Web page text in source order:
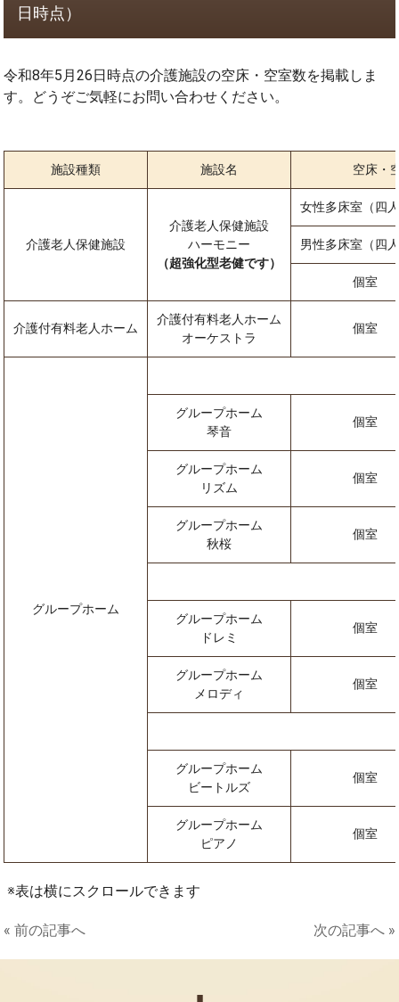
日時点）
令和8年5月26日時点の介護施設の空床・空室数を掲載しま
す。どうぞご気軽にお問い合わせください。
施設種類 施設名 空床・
介護老人保健施設
介護老人保健施設
ハーモニー
（超強化型老健です）
女性多床室（四
男性多床室（四
個室
介護付有料老人ホーム
介護付有料老人ホーム
オーケストラ
個室
グループホーム
グループホーム
琴音
個室
グループホーム
リズム
個室
グループホーム
秋桜
個室
グループホーム
ドレミ
個室
グループホーム
メロディ
個室
グループホーム
ビートルズ
個室
グループホーム
ピアノ
個室
表は横にスクロールできます
« 前の記事へ 次の記事へ »